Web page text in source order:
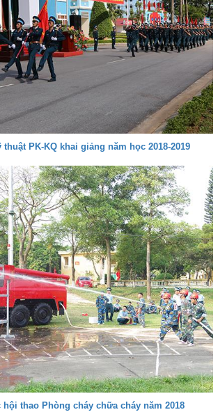
PK-KQ khai giảng năm học 2018-2019
thao Phòng cháy chữa cháy năm 2018